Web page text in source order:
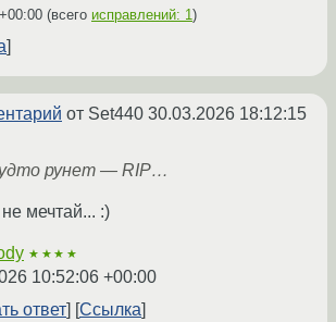
(всего исправлений: 1)
от Set440 30.03.2026 18:12:15
рунет — RIP…
мечтай... :)
★★★★
10:52:06 +00:00
ответ
Ссылка